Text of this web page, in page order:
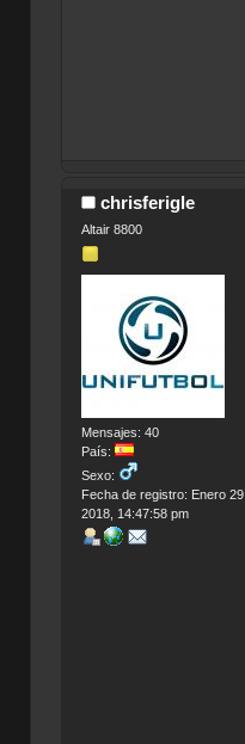
chrisferigle
Altair 8800
Mensajes: 40
País:
Sexo:
Fecha de registro: Enero 29,
2018, 14:47:58 pm